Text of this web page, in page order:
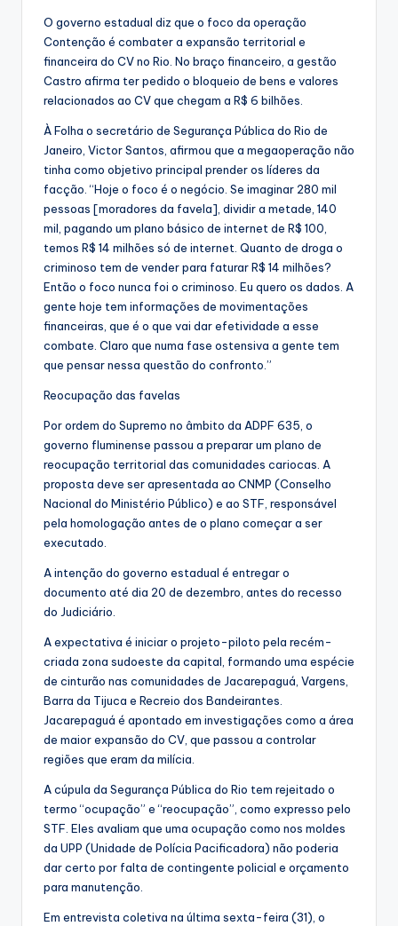
O governo estadual diz que o foco da operação
Contenção é combater a expansão territorial e
financeira do CV no Rio. No braço financeiro, a gestão
Castro afirma ter pedido o bloqueio de bens e valores
relacionados ao CV que chegam a R$ 6 bilhões.
À Folha o secretário de Segurança Pública do Rio de
Janeiro, Victor Santos, afirmou que a megaoperação não
tinha como objetivo principal prender os líderes da
facção. “Hoje o foco é o negócio. Se imaginar 280 mil
pessoas [moradores da favela], dividir a metade, 140
mil, pagando um plano básico de internet de R$ 100,
temos R$ 14 milhões só de internet. Quanto de droga o
criminoso tem de vender para faturar R$ 14 milhões?
Então o foco nunca foi o criminoso. Eu quero os dados. A
gente hoje tem informações de movimentações
financeiras, que é o que vai dar efetividade a esse
combate. Claro que numa fase ostensiva a gente tem
que pensar nessa questão do confronto.”
Reocupação das favelas
Por ordem do Supremo no âmbito da ADPF 635, o
governo fluminense passou a preparar um plano de
reocupação territorial das comunidades cariocas. A
proposta deve ser apresentada ao CNMP (Conselho
Nacional do Ministério Público) e ao STF, responsável
pela homologação antes de o plano começar a ser
executado.
A intenção do governo estadual é entregar o
documento até dia 20 de dezembro, antes do recesso
do Judiciário.
A expectativa é iniciar o projeto-piloto pela recém-
criada zona sudoeste da capital, formando uma espécie
de cinturão nas comunidades de Jacarepaguá, Vargens,
Barra da Tijuca e Recreio dos Bandeirantes.
Jacarepaguá é apontado em investigações como a área
de maior expansão do CV, que passou a controlar
regiões que eram da milícia.
A cúpula da Segurança Pública do Rio tem rejeitado o
termo “ocupação” e “reocupação”, como expresso pelo
STF. Eles avaliam que uma ocupação como nos moldes
da UPP (Unidade de Polícia Pacificadora) não poderia
dar certo por falta de contingente policial e orçamento
para manutenção.
Em entrevista coletiva na última sexta-feira (31), o